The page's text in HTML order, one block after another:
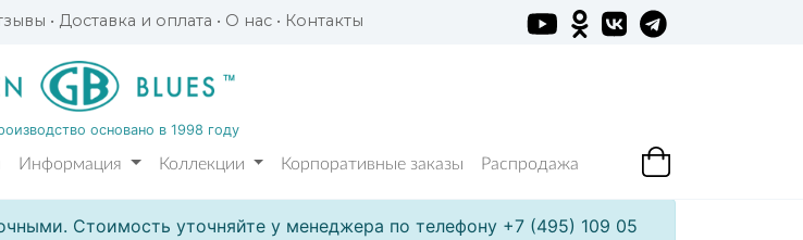
• Доставка и оплата • О нас • Контакты
основано в 1998 году
Информация Коллекции Корпоративные заказы Распродажа
Стоимость уточняйте у менеджера по телефону +7 (495) 109 05